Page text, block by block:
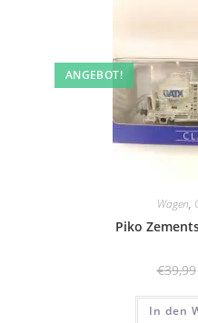
ANGEBOT!
Wagen,
Piko
€39,99
In den